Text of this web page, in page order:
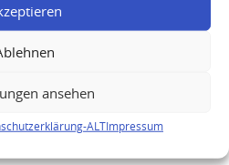
ansehen
ALTImpressum